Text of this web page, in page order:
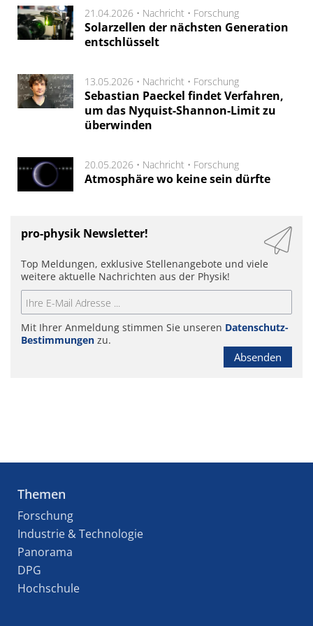
21.04.2026 • Nachricht • Forschung
Solarzellen der nächsten Generation
entschlüsselt
13.05.2026 • Nachricht • Forschung
Sebastian Paeckel findet Verfahren,
um das Nyquist-Shannon-Limit zu
überwinden
20.05.2026 • Nachricht • Forschung
Atmosphäre wo keine sein dürfte
pro-physik Newsletter!
Top Meldungen, exklusive Stellenangebote und viele
weitere aktuelle Nachrichten aus der Physik!
Mit Ihrer Anmeldung stimmen Sie unseren Datenschutz-
Bestimmungen zu.
Absenden
Themen
Forschung
Industrie & Technologie
Panorama
DPG
Hochschule